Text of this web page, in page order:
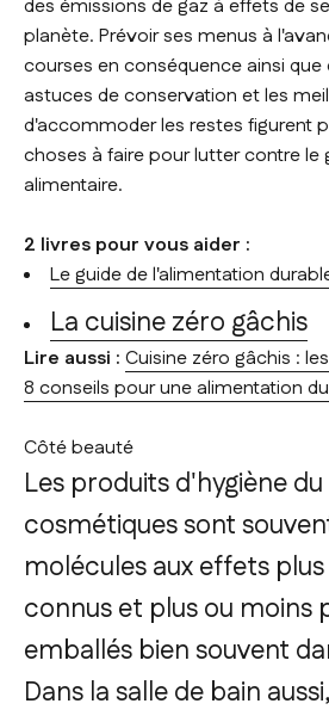
des émissions de gaz à effets de
planète. Prévoir ses menus à
courses en conséquence ainsi
astuces de conservation et les
d'accommoder les restes figurent
choses à faire pour lutter contre le
alimentaire.
2 livres pour vous aider :
Le guide de l'alimentation
La cuisine zéro gâchis
Lire aussi : Cuisine zéro gâchis :
8 conseils pour une alimentation
Côté beauté
Les produits d'hygiène
cosmétiques sont
molécules aux effets
connus et plus ou moins
emballés bien souvent
Dans la salle de bain